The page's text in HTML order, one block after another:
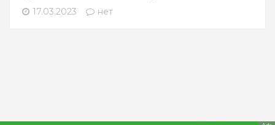
17.03.2023 нет